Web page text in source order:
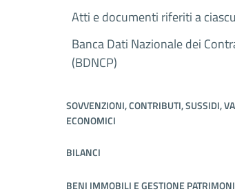
Atti e documenti riferiti a
Banca Dati Nazionale dei
(BDNCP)
SOVVENZIONI, CONTRIBUTI, SUSSIDI,
ECONOMICI
BILANCI
BENI IMMOBILI E GESTIONE